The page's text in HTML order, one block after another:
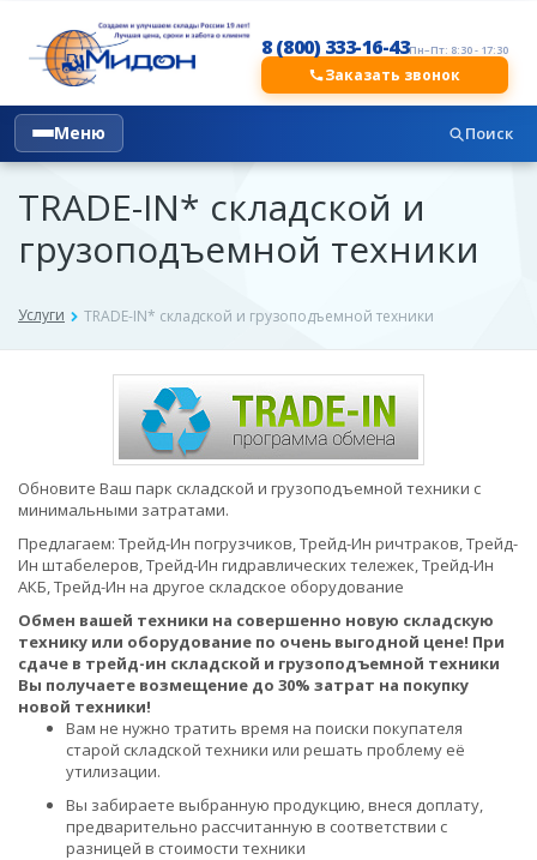
8 (800) 333-16-43Пн–Пт: 8:30 - 17:30
Заказать звонок
Меню Поиск
TRADE-IN* складской и
грузоподъемной техники
Услуги TRADE-IN* складской и грузоподъемной техники
Обновите Ваш парк складской и грузоподъемной техники с
минимальными затратами.
Предлагаем: Трейд-Ин погрузчиков, Трейд-Ин ричтраков, Трейд-
Ин штабелеров, Трейд-Ин гидравлических тележек, Трейд-Ин
АКБ, Трейд-Ин на другое складское оборудование
Обмен вашей техники на совершенно новую складскую
технику или оборудование по очень выгодной цене! При
сдаче в трейд-ин складской и грузоподъемной техники
Вы получаете возмещение до 30% затрат на покупку
новой техники!
Вам не нужно тратить время на поиски покупателя
старой складской техники или решать проблему её
утилизации.
Вы забираете выбранную продукцию, внеся доплату,
предварительно рассчитанную в соответствии с
разницей в стоимости техники